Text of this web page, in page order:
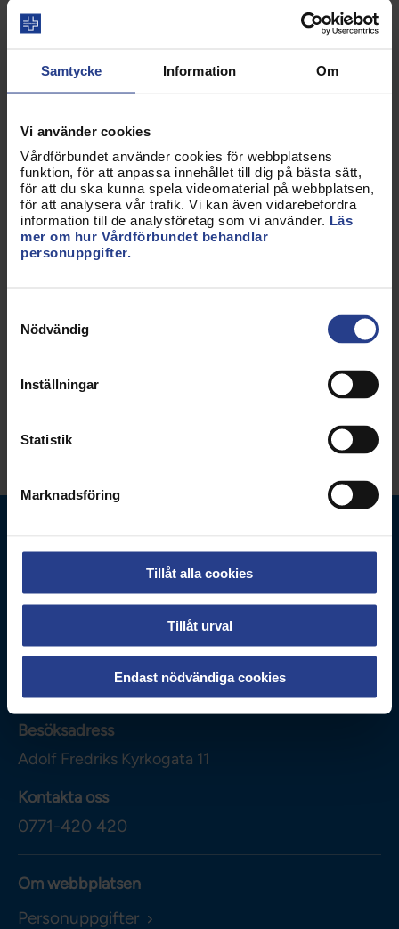
Samtycke Information Om
Vi använder cookies
Vårdförbundet använder cookies för webbplatsens
funktion, för att anpassa innehållet till dig på bästa sätt,
för att du ska kunna spela videomaterial på webbplatsen,
för att analysera vår trafik. Vi kan även vidarebefordra
information till de analysföretag som vi använder. Läs
mer om hur Vårdförbundet behandlar
personuppgifter.
Nödvändig
Inställningar
Statistik
Marknadsföring
Tillåt alla cookies
Tillåt urval
Endast nödvändiga cookies
Sommarrapport 2014 (uppföljning
Uppdaterad:3 jun 2016
Röntgensjuksköterska
Arbetsmiljö
103 65
Besöksadress
Adolf Fredriks Kyrkogata 11
Kontakta oss
0771-420 420
Om webbplatsen
Personuppgifter